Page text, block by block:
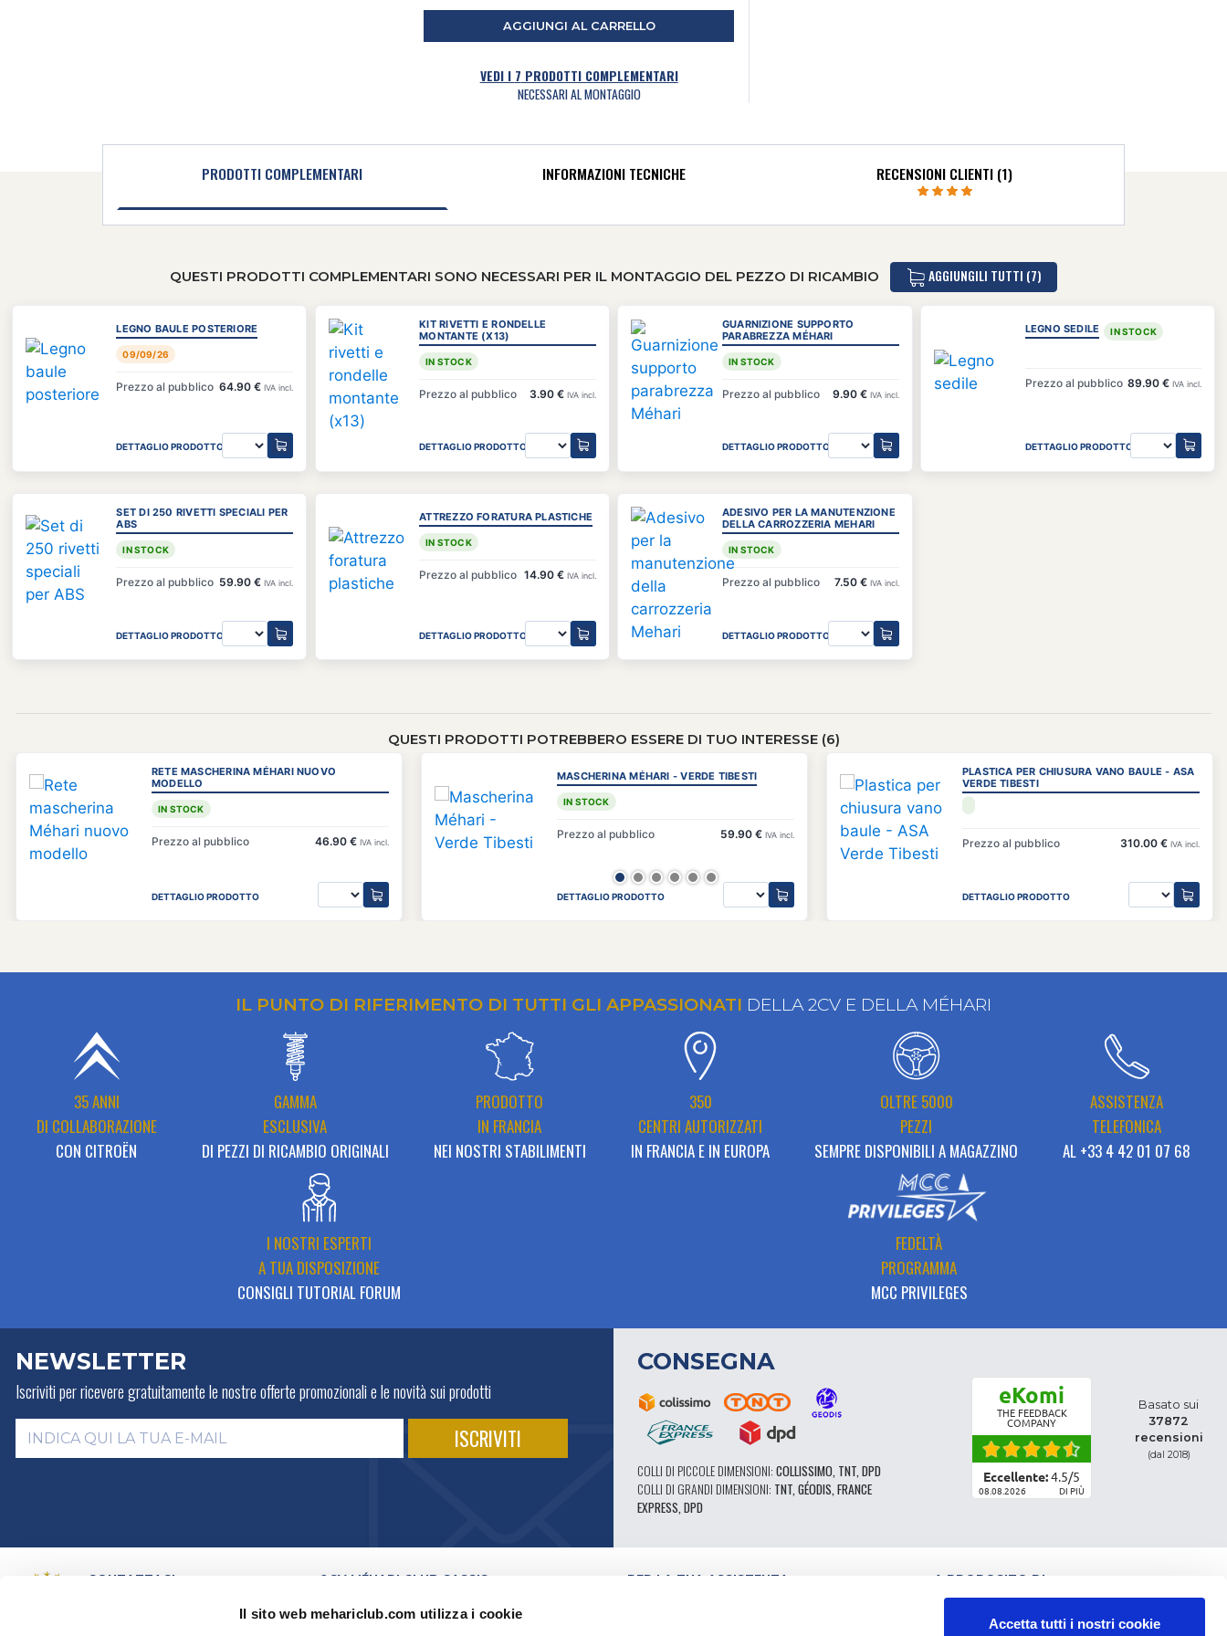
Il sito web mehariclub.com utilizza i cookie
Accetta tutti i nostri cookie
AGGIUNGI AL CARRELLO
VEDI I 7 PRODOTTI COMPLEMENTARI
NECESSARI AL MONTAGGIO
PRODOTTI COMPLEMENTARI INFORMAZIONI TECNICHE RECENSIONI CLIENTI (1)
QUESTI PRODOTTI COMPLEMENTARI SONO NECESSARI PER IL MONTAGGIO DEL PEZZO DI RICAMBIO AGGIUNGILI TUTTI (7)
LEGNO BAULE POSTERIORE
09/09/26
Prezzo al pubblico 64.90 € IVA incl.
DETTAGLIO PRODOTTO
KIT RIVETTI E RONDELLE
MONTANTE (X13)
IN STOCK
Prezzo al pubblico 3.90 € IVA incl.
DETTAGLIO PRODOTTO
GUARNIZIONE SUPPORTO
PARABREZZA MÉHARI
IN STOCK
Prezzo al pubblico 9.90 € IVA incl.
DETTAGLIO PRODOTTO
LEGNO SEDILE IN STOCK
Prezzo al pubblico 89.90 €IVA incl.
DETTAGLIO PRODOTTO
SET DI 250 RIVETTI SPECIALI PER
ABS
IN STOCK
Prezzo al pubblico 59.90 € IVA incl.
DETTAGLIO PRODOTTO
ATTREZZO FORATURA PLASTICHE
IN STOCK
Prezzo al pubblico 14.90 € IVA incl.
DETTAGLIO PRODOTTO
ADESIVO PER LA MANUTENZIONE
DELLA CARROZZERIA MEHARI
IN STOCK
Prezzo al pubblico 7.50 € IVA incl.
DETTAGLIO PRODOTTO
QUESTI PRODOTTI POTREBBERO ESSERE DI TUO INTERESSE (6)
RETE MASCHERINA MÉHARI NUOVO
MODELLO
IN STOCK
Prezzo al pubblico 46.90 € IVA incl.
DETTAGLIO PRODOTTO
MASCHERINA MÉHARI - VERDE TIBESTI
IN STOCK
Prezzo al pubblico 59.90 € IVA incl.
DETTAGLIO PRODOTTO
PLASTICA PER CHIUSURA VANO BAULE - ASA
VERDE TIBESTI
Prezzo al pubblico 310.00 € IVA incl.
DETTAGLIO PRODOTTO
IL PUNTO DI RIFERIMENTO DI TUTTI GLI APPASSIONATI DELLA 2CV E DELLA MÉHARI
35 ANNI
DI COLLABORAZIONE
CON CITROËN
GAMMA
ESCLUSIVA
DI PEZZI DI RICAMBIO ORIGINALI
PRODOTTO
IN FRANCIA
NEI NOSTRI STABILIMENTI
350
CENTRI AUTORIZZATI
IN FRANCIA E IN EUROPA
OLTRE 5000
PEZZI
SEMPRE DISPONIBILI A MAGAZZINO
ASSISTENZA
TELEFONICA
AL +33 4 42 01 07 68
I NOSTRI ESPERTI
A TUA DISPOSIZIONE
CONSIGLI TUTORIAL FORUM
FEDELTÀ
PROGRAMMA
MCC PRIVILEGES
NEWSLETTER
Iscriviti per ricevere gratuitamentele nostre offerte promozionali e le novità sui prodotti
CONSEGNA
COLLI DI PICCOLE DIMENSIONI: COLLISSIMO, TNT, DPD
COLLI DI GRANDI DIMENSIONI: TNT, GÉODIS, FRANCE
EXPRESS, DPD
eKomi
THE FEEDBACK
COMPANY
Eccellente:4.5/5
08.08.2026 DI PIÙ
Basato sui
37872
recensioni
(dal 2018)
CONTATTACI
+ 33 (0)4 42
2CV MÉHARI CLUB CASSIS
ATTIVITÀ
PER LA TUA ASSISTENZA A PROPOSITO DI
CLASSIFICAZIONE DEI RICAMBI
CONDIZIONI GENERALI DI VENDITA